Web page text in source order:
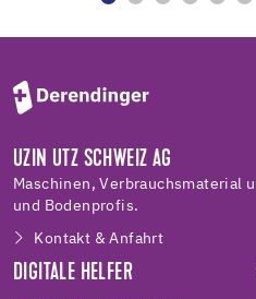
UZIN UTZ SCHWEIZ AG
Maschinen, Verbrauchsmaterial
und Bodenprofis.
Kontakt & Anfahrt
DIGITALE HELFER